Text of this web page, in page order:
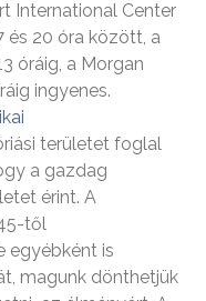
International Center
és 20 óra között, a
óráig, a Morgan
ingyenes.
területet foglal
a gazdag
érint. A
től
egyébként is
magunk dönthetjük